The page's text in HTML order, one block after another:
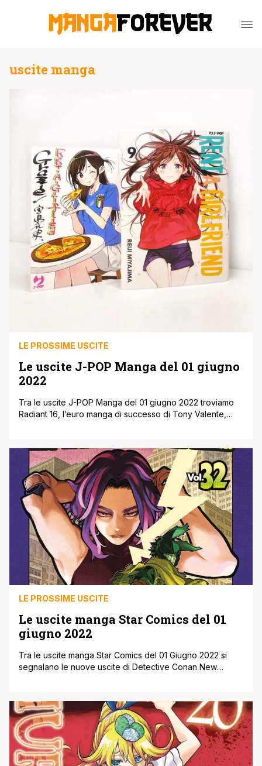
uscite manga
LE PROSSIME USCITE
Le uscite J-POP Manga del 01 giugno
2022
Tra le uscite J-POP Manga del 01 giugno 2022 troviamo
Radiant 16, l’euro manga di successo di Tony Valente,
lettori italiani! Continuano anche Love After World
Domination 3, Shadows House 8, Jujin Omegaverse:
Remnant 6, SAO [']
LE PROSSIME USCITE
Le uscite manga Star Comics del 01
giugno 2022
Tra le uscite manga Star Comics del 01 Giugno 2022 si
segnalano le nuove uscite di Detective Conan New
riportate dal sito ufficiale della casa editrice, ricordandovi
che potete anche consultare tutte le novità di Luglio [']